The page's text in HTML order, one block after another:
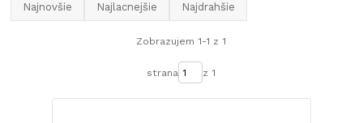
Najnovšie Najlacnejšie Najdrahšie
Zobrazujem 1-1 z 1
strana z 1